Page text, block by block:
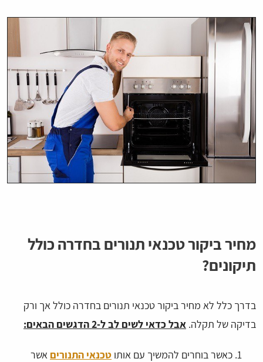
מחיר ביקור טכנאי תנורים בחדרה כולל
תיקונים?
בדרך כלל לא מחיר ביקור טכנאי תנורים בחדרה כולל אך ורק
בדיקה של תקלה. אבל כדאי לשים לב ל-2 הדגשים הבאים:
כאשר בוחרים להמשיך עם אותו טכנאי התנורים אשר